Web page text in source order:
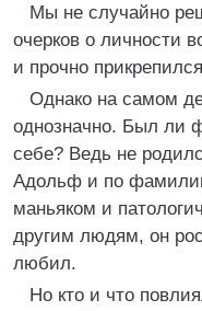
Мы не случайно
очерков о личности
и прочно
Однако на самом
однозначно. Был ли
себе? Ведь не
Адольф и по
маньяком и
другим людям, он
любил.
Но кто и что